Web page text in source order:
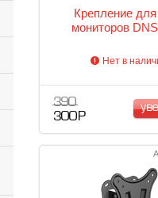
Крепление
мониторов
Нет в
390
300 Р